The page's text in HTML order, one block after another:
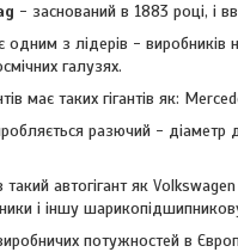
- заснований в 1883 році, і
з лідерів - виробників
галузях.
має таких гігантів як:
разючий - діаметр
такий автогігант як
і іншу
потужностей в Європі